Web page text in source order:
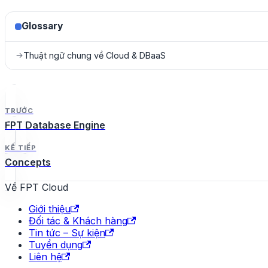
Glossary
→Thuật ngữ chung về Cloud & DBaaS
TRƯỚC
FPT Database Engine
KẾ TIẾP
Concepts
Về FPT Cloud
Giới thiệu
Đối tác & Khách hàng
Tin tức – Sự kiện
Tuyển dụng
Liên hệ